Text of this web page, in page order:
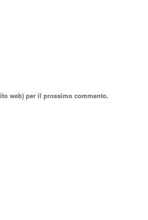
web) per il prossimo commento.